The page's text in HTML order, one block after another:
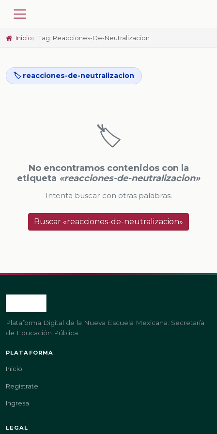
Inicio Tag: Reacciones-De-Neutralizacion
🏷️ reacciones-de-neutralizacion
🏷️
No encontramos contenidos con la
etiqueta «reacciones-de-neutralizacion»
Intenta buscar con otras palabras.
Buscar «reacciones-de-neutralizacion»
Plataforma Digital de la Nueva Escuela Mexicana. Secretaría
de Educación Pública.
PLATAFORMA
Inicio
Regístrate
Ingresa
LEGAL